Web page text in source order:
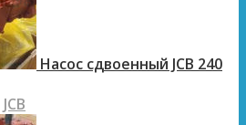
Насос сдвоенный JCB 240
JCB